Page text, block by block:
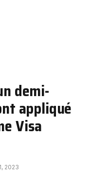
demi-
appliqué
Visa
2023